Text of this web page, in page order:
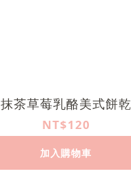
抹茶草莓乳酪美式餅乾
NT$120
加入購物車